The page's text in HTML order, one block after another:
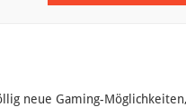
neue Gaming-